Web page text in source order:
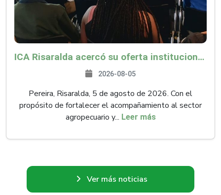
ICA Risaralda acercó su oferta institucional a productores y emprendedores en Expocamello
2026-08-05
Pereira, Risaralda, 5 de agosto de 2026. Con el
propósito de fortalecer el acompañamiento al sector
agropecuario y... Leer más
Ver más noticias